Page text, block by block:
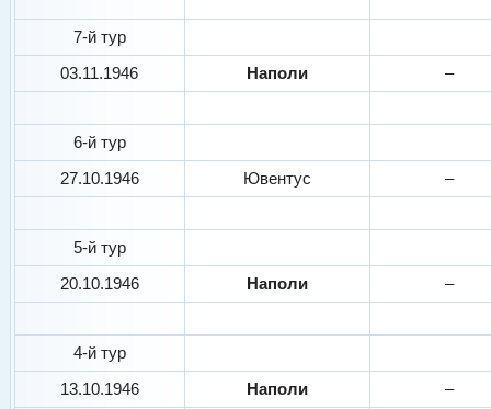
7-й тур
03.11.1946
Наполи –
6-й тур
27.10.1946
Ювентус –
5-й тур
20.10.1946
Наполи –
4-й тур
13.10.1946
Наполи –